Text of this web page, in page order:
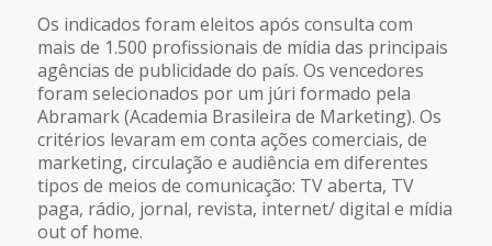
Os indicados foram eleitos após consulta com
mais de 1.500 profissionais de mídia das principais
agências de publicidade do país. Os vencedores
foram selecionados por um júri formado pela
Abramark (Academia Brasileira de Marketing). Os
critérios levaram em conta ações comerciais, de
marketing, circulação e audiência em diferentes
tipos de meios de comunicação: TV aberta, TV
paga, rádio, jornal, revista, internet/ digital e mídia
out of home.